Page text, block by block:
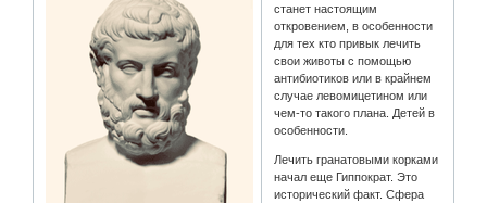
станет настоящим
откровением, в особенности
для тех кто привык лечить
свои животы с помощью
антибиотиков или в крайнем
случае левомицетином или
чем-то такого плана. Детей в
особенности.
Лечить гранатовыми корками
начал еще Гиппократ. Это
исторический факт. Сфера